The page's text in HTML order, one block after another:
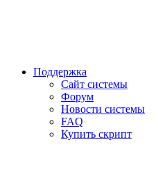
Поддержка
Сайт системы
Форум
Новости системы
FAQ
Купить скрипт